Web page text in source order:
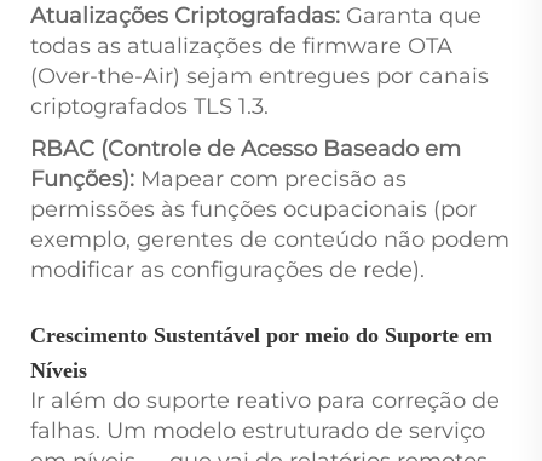
Atualizações Criptografadas: Garanta que
todas as atualizações de firmware OTA
(Over-the-Air) sejam entregues por canais
criptografados TLS 1.3.
RBAC (Controle de Acesso Baseado em
Funções): Mapear com precisão as
permissões às funções ocupacionais (por
exemplo, gerentes de conteúdo não podem
modificar as configurações de rede).
Crescimento Sustentável por meio do Suporte em
Níveis
Ir além do suporte reativo para correção de
falhas. Um modelo estruturado de serviço